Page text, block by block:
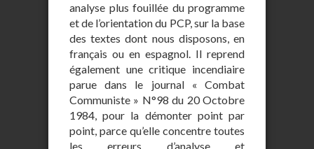
analyse plus fouillée du programme
et de l’orientation du PCP, sur la base
des textes dont nous disposons, en
français ou en espagnol. Il reprend
également une critique incendiaire
parue dans le journal « Combat
Communiste » N°98 du 20 Octobre
1984, pour la démonter point par
point, parce qu’elle concentre toutes
les erreurs d’analyse et